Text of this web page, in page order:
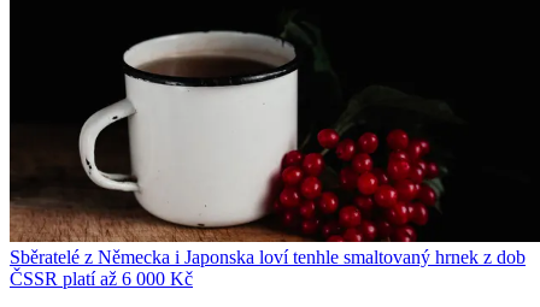
Sběratelé z Německa i Japonska loví tenhle smaltovaný hrnek z dob
ČSSR platí až 6 000 Kč